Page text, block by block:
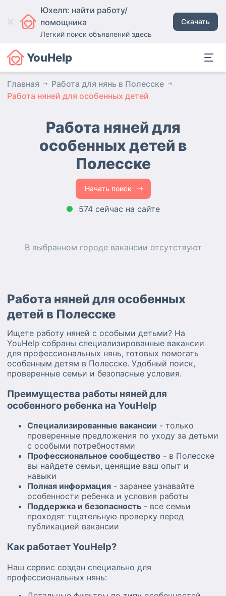
Юхелп: найти работу/
помощника
Легкий поиск объявлений здесь
Скачать
YouHelp
Главная
Работа для нянь в Полесске
Работа няней для особенных детей
Работа няней для
особенных детей в
Полесске
Начать поиск
574 сейчас на сайте
В выбранном городе вакансии отсутствуют
Работа няней для особенных
детей в Полесске
Ищете работу няней с особыми детьми? На
YouHelp собраны специализированные вакансии
для профессиональных нянь, готовых помогать
особенным детям в Полесске. Удобный поиск,
проверенные семьи и безопасные условия.
Преимущества работы няней для
особенного ребенка на YouHelp
Специализированные вакансии - только
проверенные предложения по уходу за детьми
с особыми потребностями
Профессиональное сообщество - в Полесске
вы найдете семьи, ценящие ваш опыт и
навыки
Полная информация - заранее узнавайте
особенности ребенка и условия работы
Поддержка и безопасность - все семьи
проходят тщательную проверку перед
публикацией вакансии
Как работает YouHelp?
Наш сервис создан специально для
профессиональных нянь: